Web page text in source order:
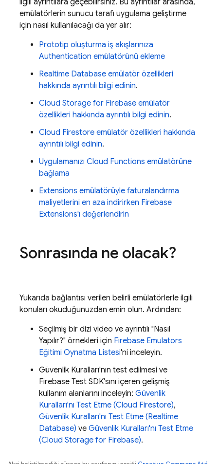
ilgili ayrıntılara geçebilirsiniz. Bu ayrıntılar arasında,
emülatörlerin sunucu tarafı uygulama geliştirme
için nasıl kullanılacağı da yer alır:
Prototip oluşturma iş akışlarınıza
Authentication emülatörünü ekleme
Realtime Database emülatör özellikleri
hakkında ayrıntılı bilgi edinin.
Cloud Storage for Firebase emülatör
özellikleri hakkında ayrıntılı bilgi edinin.
Cloud Firestore emülatör özellikleri hakkında
ayrıntılı bilgi edinin.
Uygulamanızı Cloud Functions emülatörüne
bağlama
Extensions emülatörüyle faturalandırma
maliyetlerini en aza indirirken Firebase
Extensions'ı değerlendirin
Sonrasında ne olacak?
Yukarıda bağlantısı verilen belirli emülatörlerle ilgili
konuları okuduğunuzdan emin olun. Ardından:
Seçilmiş bir dizi video ve ayrıntılı "Nasıl
Yapılır?" örnekleri için Firebase Emulators
Eğitimi Oynatma Listesi'ni inceleyin.
Güvenlik Kuralları'nın test edilmesi ve
Firebase Test SDK'sını içeren gelişmiş
kullanım alanlarını inceleyin: Güvenlik
Kuralları'nı Test Etme (Cloud Firestore),
Güvenlik Kuralları'nı Test Etme (Realtime
Database) ve Güvenlik Kuralları'nı Test Etme
(Cloud Storage for Firebase).